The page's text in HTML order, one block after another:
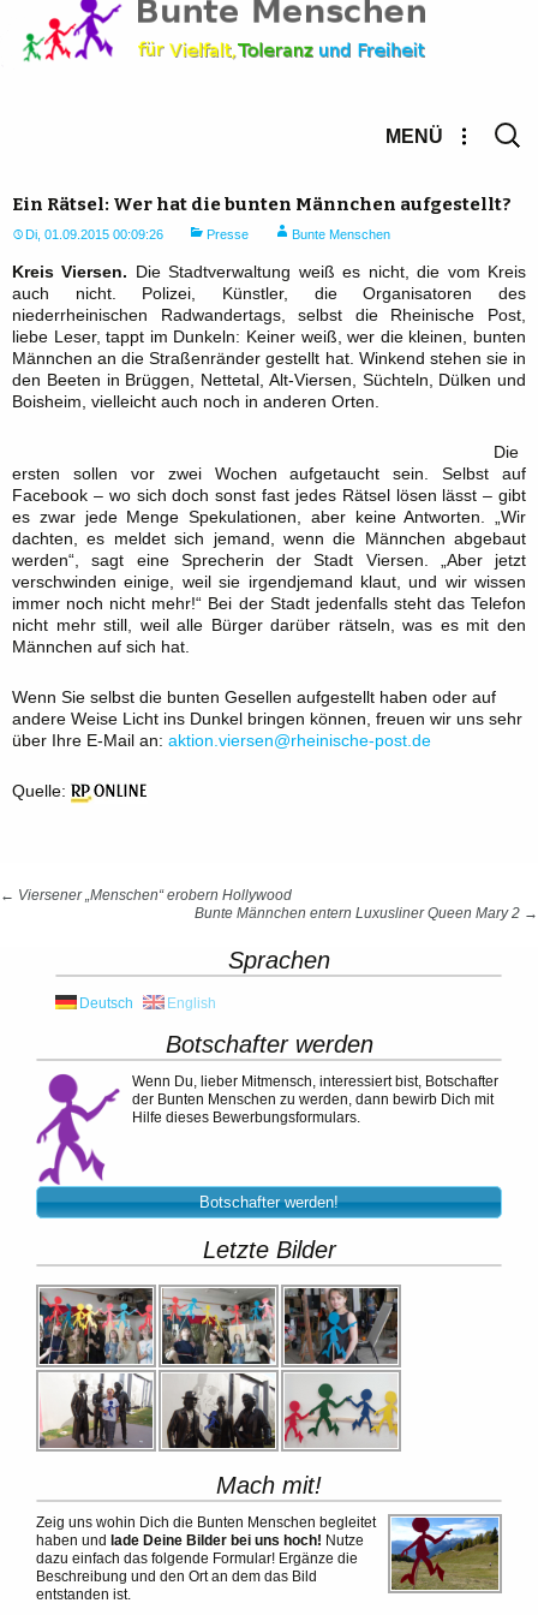
nach:
MENÜ
Ein Rätsel: Wer hat die bunten Männchen aufgestellt?
Di, 01.09.2015 00:09:26 Presse Bunte Menschen
Kreis Viersen. Die Stadtverwaltung weiß es nicht, die vom Kreis
auch nicht. Polizei, Künstler, die Organisatoren des
niederrheinischen Radwandertags, selbst die Rheinische Post,
liebe Leser, tappt im Dunkeln: Keiner weiß, wer die kleinen, bunten
Männchen an die Straßenränder gestellt hat. Winkend stehen sie in
den Beeten in Brüggen, Nettetal, Alt-Viersen, Süchteln, Dülken und
Boisheim, vielleicht auch noch in anderen Orten.
Die
ersten sollen vor zwei Wochen aufgetaucht sein. Selbst auf
Facebook – wo sich doch sonst fast jedes Rätsel lösen lässt – gibt
es zwar jede Menge Spekulationen, aber keine Antworten. „Wir
dachten, es meldet sich jemand, wenn die Männchen abgebaut
werden“, sagt eine Sprecherin der Stadt Viersen. „Aber jetzt
verschwinden einige, weil sie irgendjemand klaut, und wir wissen
immer noch nicht mehr!“ Bei der Stadt jedenfalls steht das Telefon
nicht mehr still, weil alle Bürger darüber rätseln, was es mit den
Männchen auf sich hat.
Wenn Sie selbst die bunten Gesellen aufgestellt haben oder auf
andere Weise Licht ins Dunkel bringen können, freuen wir uns sehr
über Ihre E-Mail an: aktion.viersen@rheinische-post.de
Quelle:
Beitrags-
← Viersener „Menschen“ erobern Hollywood
Bunte Männchen entern Luxusliner Queen Mary 2 →
Sprachen
Deutsch English
Botschafter werden
Wenn Du, lieber Mitmensch, interessiert bist, Botschafter
der Bunten Menschen zu werden, dann bewirb Dich mit
Hilfe dieses Bewerbungsformulars.
Botschafter werden!
Letzte Bilder
Mach mit!
Zeig uns wohin Dich die Bunten Menschen begleitet
haben und lade Deine Bilder bei uns hoch! Nutze
dazu einfach das folgende Formular! Ergänze die
Beschreibung und den Ort an dem das Bild
entstanden ist.